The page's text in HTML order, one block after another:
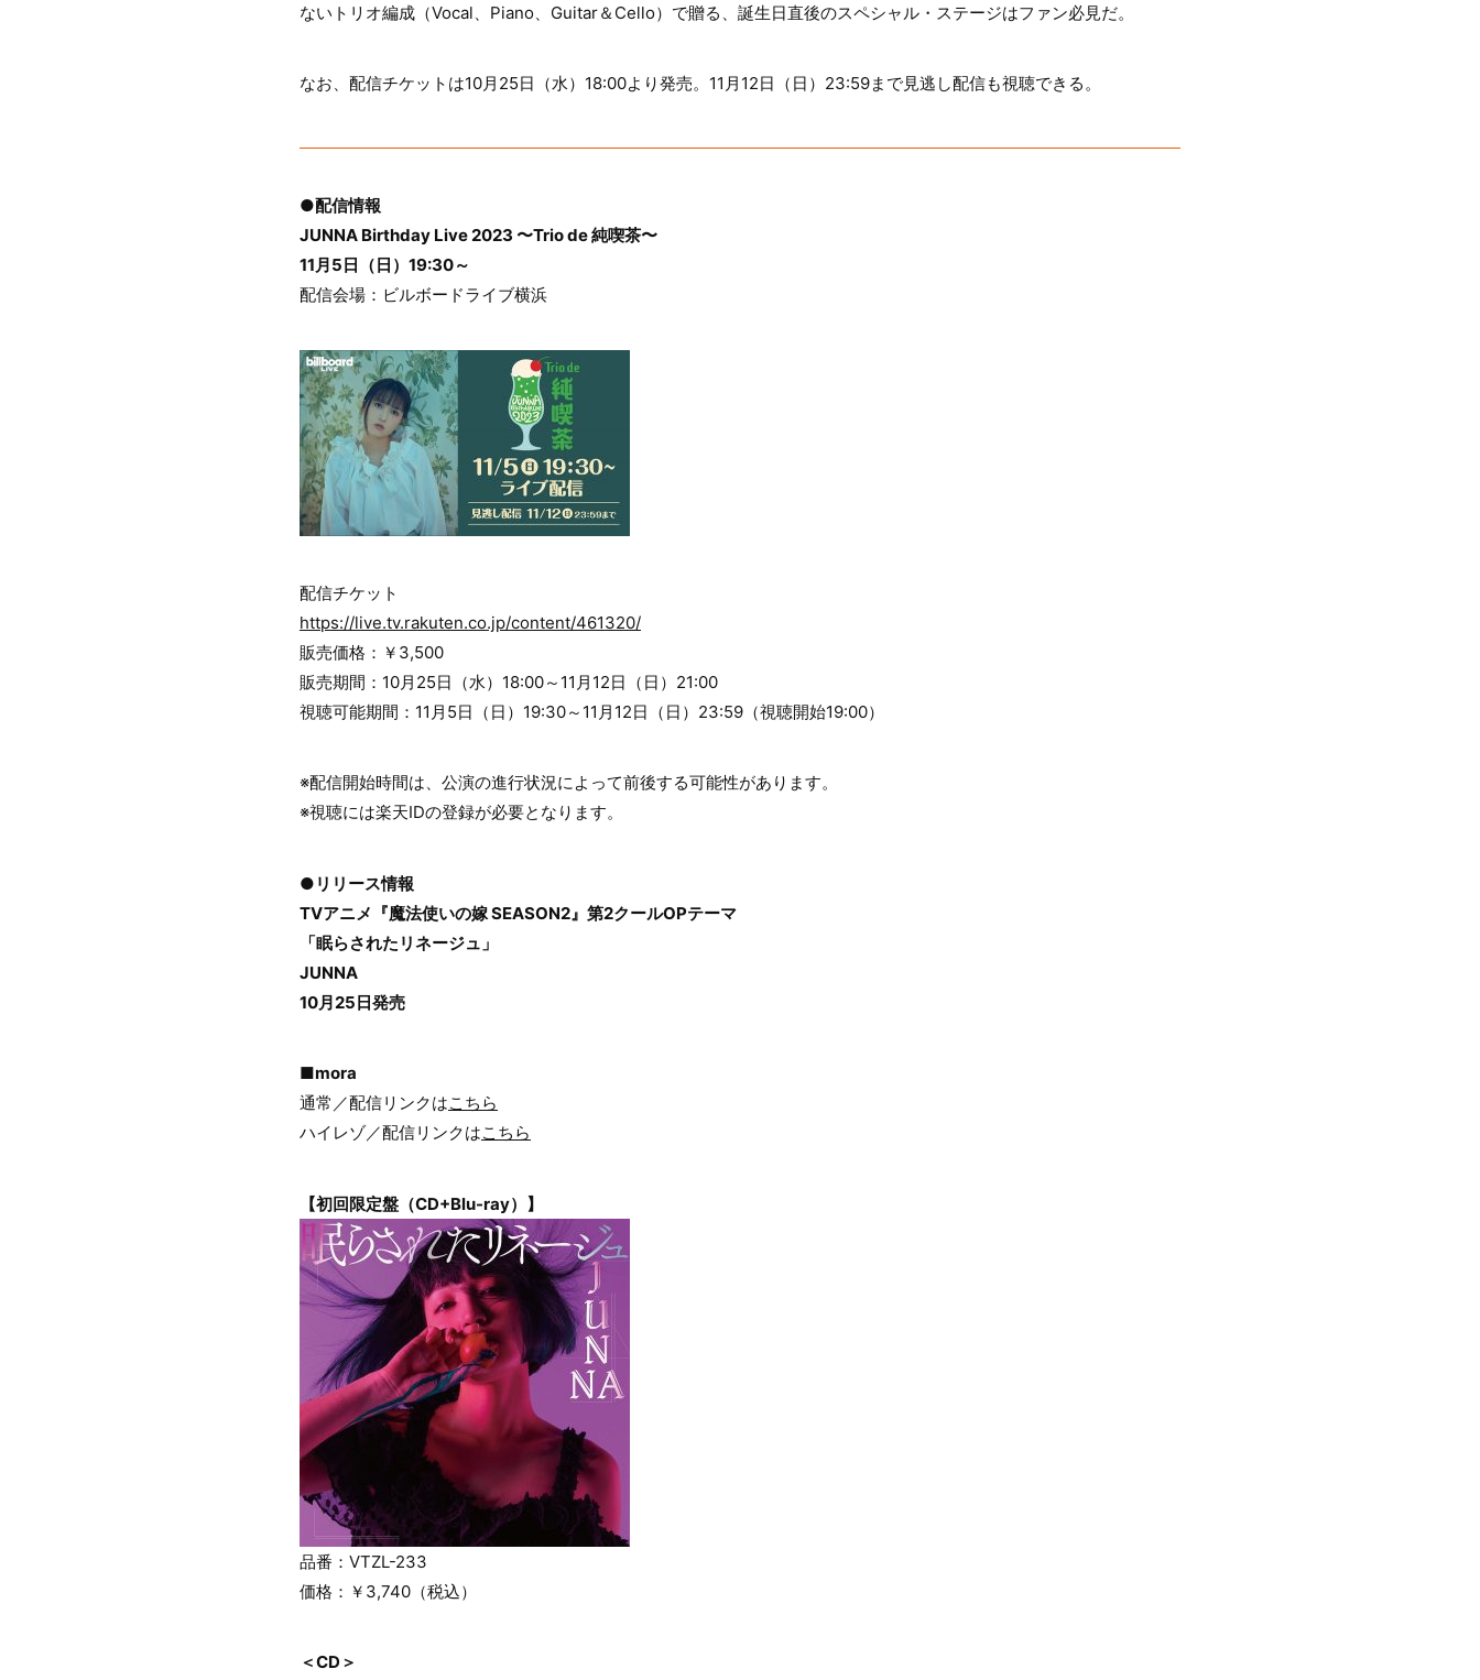
ないトリオ編成（Vocal、Piano、Guitar＆Cello）で贈る、誕生日直後のスペシャル・ステージはファン必見だ。
なお、配信チケットは10月25日（水）18:00より発売。11月12日（日）23:59まで見逃し配信も視聴できる。
●配信情報
JUNNA Birthday Live 2023 〜Trio de 純喫茶〜
11月5日（日）19:30～
配信会場：ビルボードライブ横浜
配信チケット
https://live.tv.rakuten.co.jp/content/461320/
販売価格：￥3,500
販売期間：10月25日（水）18:00～11月12日（日）21:00
視聴可能期間：11月5日（日）19:30～11月12日（日）23:59（視聴開始19:00）
※配信開始時間は、公演の進行状況によって前後する可能性があります。
※視聴には楽天IDの登録が必要となります。
●リリース情報
TVアニメ『魔法使いの嫁 SEASON2』第2クールOPテーマ
「眠らされたリネージュ」
JUNNA
10月25日発売
■mora
通常／配信リンクはこちら
ハイレゾ／配信リンクはこちら
【初回限定盤（CD+Blu-ray）】
品番：VTZL-233
価格：￥3,740（税込）
＜CD＞